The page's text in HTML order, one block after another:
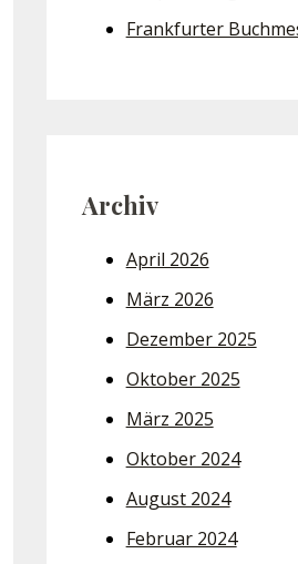
Frankfurter
Archiv
April 2026
März 2026
Dezember 2025
Oktober 2025
März 2025
Oktober 2024
August 2024
Februar 2024